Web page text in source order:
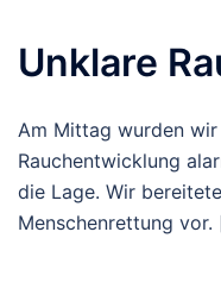
Unklare
Am Mittag wurden
Rauchentwicklung
die Lage. Wir
Menschenrettung